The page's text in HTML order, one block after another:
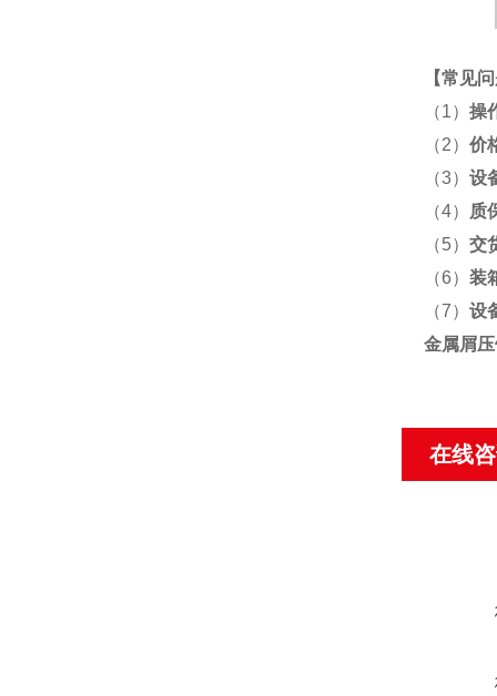
【常见
（1） 操
（2） 价
（3） 设
（4）
质
（5） 交
（6） 装
（7） 设
金属屑
在线